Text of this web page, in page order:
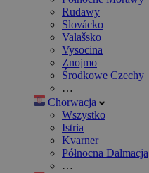
Rudawy
Slovácko
Valašsko
Vysocina
Znojmo
Środkowe Czechy
…
Chorwacja
Wszystko
Istria
Kvarner
Północna Dalmacja
…